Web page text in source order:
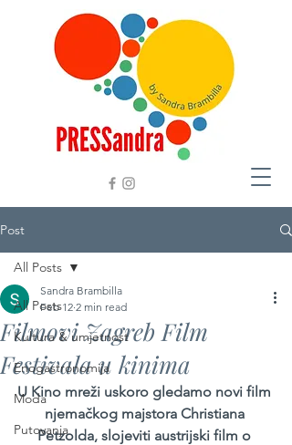
Post
All Posts
Kultura & umjetnost
Enogastronomija
Moda
Putovanja
All Posts
Filmovi Zagreb Film
Festivala u kinima
Sandra Brambilla
Feb 12 2 min read
U Kino mreži uskoro gledamo novi film
njemačkog majstora Christiana
Petzolda, slojeviti austrijski film o